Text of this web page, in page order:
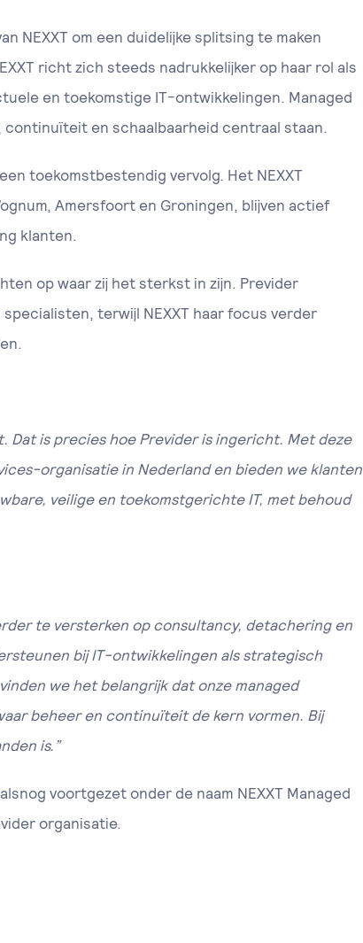
NEXXT om een duidelijke splitsing te maken
richt zich steeds nadrukkelijker op haar rol als
en toekomstige IT-ontwikkelingen. Managed
en schaalbaarheid centraal staan.
toekomstbestendig vervolg. Het NEXXT
Amersfoort en Groningen, blijven actief
klanten.
op waar zij het sterkst in zijn. Previder
terwijl NEXXT haar focus verder
Dat is precies hoe Previder is ingericht. Met deze
organisatie in Nederland en bieden we klanten
veilige en toekomstgerichte IT, met behoud
te versterken op consultancy, detachering en
bij IT-ontwikkelingen als strategisch
we het belangrijk dat onze managed
beheer en continuïteit de kern vormen. Bij
is.”
voortgezet onder de naam NEXXT Managed
organisatie.